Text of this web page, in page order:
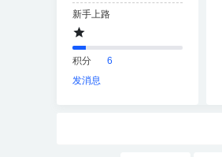
新手上路
积分
6
发消息